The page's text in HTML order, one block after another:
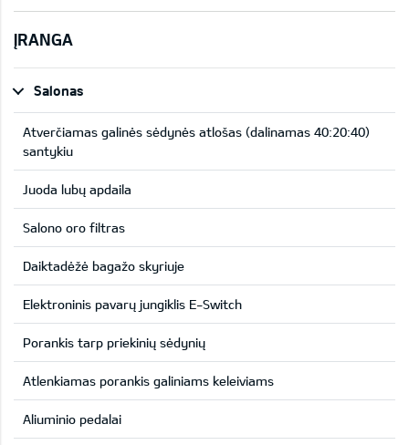
ĮRANGA
Salonas
Atverčiamas galinės sėdynės atlošas (dalinamas 40:20:40)
santykiu
Juoda lubų apdaila
Salono oro filtras
Daiktadėžė bagažo skyriuje
Elektroninis pavarų jungiklis E-Switch
Porankis tarp priekinių sėdynių
Atlenkiamas porankis galiniams keleiviams
Aliuminio pedalai